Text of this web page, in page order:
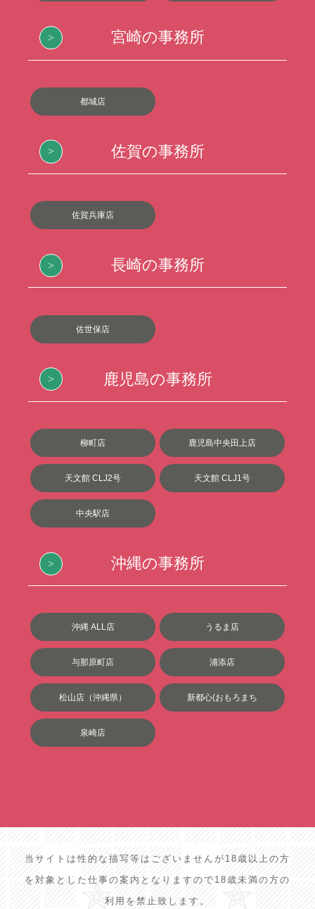
宮崎の事務所
都城店
佐賀の事務所
佐賀兵庫店
長崎の事務所
佐世保店
鹿児島の事務所
柳町店 鹿児島中央田上店
天文館 CLJ2号 天文館 CLJ1号
中央駅店
沖縄の事務所
沖縄 ALL店 うるま店
与那原町店 浦添店
松山店（沖縄県） 新都心(おもろまち
泉崎店
当サイトは性的な描写等はございませんが18歳以上の方
を対象とした仕事の案内となりますので18歳未満の方の
利用を禁止致します。